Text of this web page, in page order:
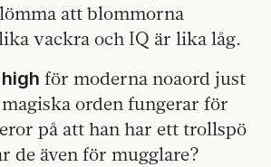
att blommorna
vackra och IQ är lika låg.
för moderna noaord just
orden fungerar för
på att han har ett trollspö
de även för mugglare?